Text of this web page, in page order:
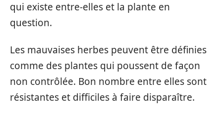
qui existe entre-elles et la plante en
question.
Les mauvaises herbes peuvent être définies
comme des plantes qui poussent de façon
non contrôlée. Bon nombre entre elles sont
résistantes et difficiles à faire disparaître.